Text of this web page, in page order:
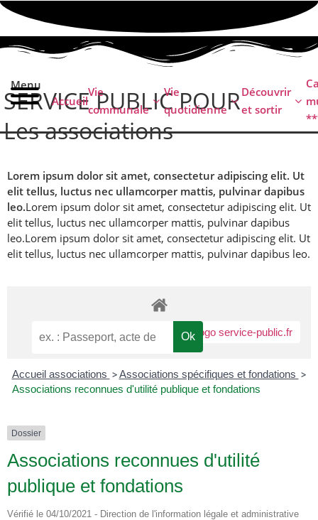
principal
Menu
Accueil
Vie
communale
Vie
quotidienne
Découvrir
et sortir
SERVICE PUBLIC POUR
Les associations
Lorem ipsum dolor sit amet, consectetur adipiscing elit. Ut
elit tellus, luctus nec ullamcorper mattis, pulvinar dapibus
leo.Lorem ipsum dolor sit amet, consectetur adipiscing elit. Ut
elit tellus, luctus nec ullamcorper mattis, pulvinar dapibus
leo.Lorem ipsum dolor sit amet, consectetur adipiscing elit. Ut
elit tellus, luctus nec ullamcorper mattis, pulvinar dapibus leo.
Accueil associations > Associations spécifiques et fondations >
Associations reconnues d'utilité publique et fondations
Dossier
Associations reconnues d'utilité
publique et fondations
Vérifié le 04/10/2021 - Direction de l'information légale et administrative